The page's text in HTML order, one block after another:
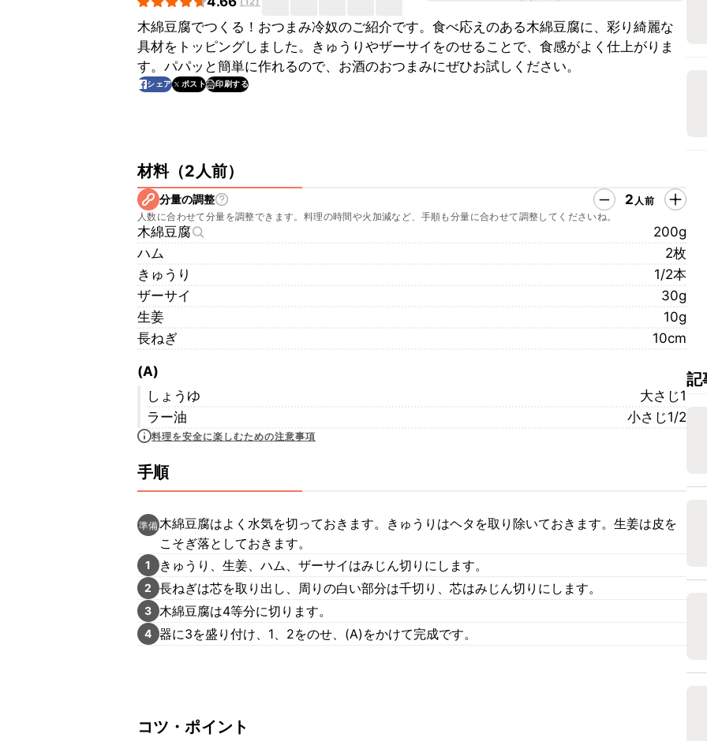
木綿豆腐でつくる！おつまみ冷奴のご紹介です。食べ応えのある木綿豆腐に、彩り綺麗な
具材をトッピングしました。きゅうりやザーサイをのせることで、食感がよく仕上がりま
す。パパッと簡単に作れるので、お酒のおつまみにぜひお試しください。
シェア ポスト 印刷する
材料（2人前）
分量の調整 2 人前
人数に合わせて分量を調整できます。料理の時間や火加減など、手順も分量に合わせて調整してくださいね。
木綿豆腐
200g
ハム
2枚
きゅうり
1/2本
ザーサイ
30g
生姜
10g
長ねぎ
10cm
(A)
しょうゆ
大さじ1
ラー油
小さじ1/2
料理を安全に楽しむための注意事項
手順
準備木綿豆腐はよく水気を切っておきます。きゅうりはヘタを取り除いておきます。生姜は皮を
こそぎ落としておきます。
1 きゅうり、生姜、ハム、ザーサイはみじん切りにします。
2 長ねぎは芯を取り出し、周りの白い部分は千切り、芯はみじん切りにします。
3 木綿豆腐は4等分に切ります。
4 器に3を盛り付け、1、2をのせ、(A)をかけて完成です。
コツ・ポイント
記